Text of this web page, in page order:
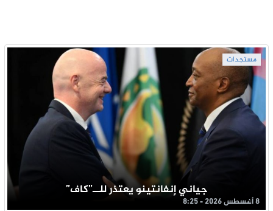
مستجدات
جياني إنفانتينو يعتذر للــ”كاف”
8 أغسطس 2026 - 8:25